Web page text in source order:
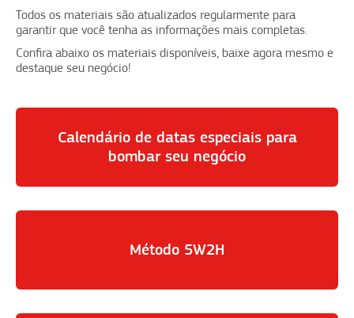
Todos os materiais são atualizados regularmente para
garantir que você tenha as informações mais completas.
Confira abaixo os materiais disponíveis, baixe agora mesmo e
destaque seu negócio!
Calendário de datas especiais para
bombar seu negócio
Método 5W2H